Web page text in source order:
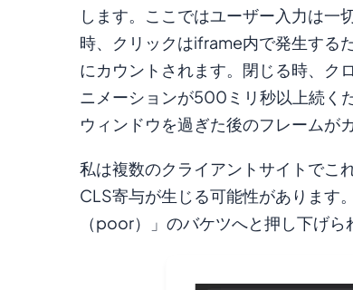
します。ここではユーザー入力は一
時、クリックはiframe内で発生する
にカウントされます。閉じる時、ク
ニメーションが500ミリ秒以上続く
ウィンドウを過ぎた後のフレームが
私は複数のクライアントサイトでこ
CLS寄与が生じる可能性があります
（poor）」のバケツへと押し下げら